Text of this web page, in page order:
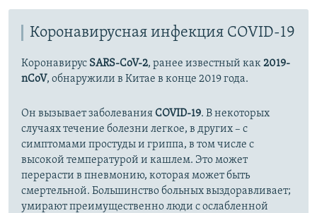
Коронавирусная инфекция COVID-19
Коронавирус SARS-CoV-2, ранее известный как2019-
nCoV, обнаружили в Китае в конце 2019 года.
Он вызывает заболеванияCOVID-19. В некоторых
случаях течение болезни легкое, в других – с
симптомами простуды и гриппа, в том числе с
высокой температурой и кашлем. Это может
перерасти в пневмонию, которая может быть
смертельной. Большинство больных выздоравливает;
умирают преимущественно люди с ослабленной